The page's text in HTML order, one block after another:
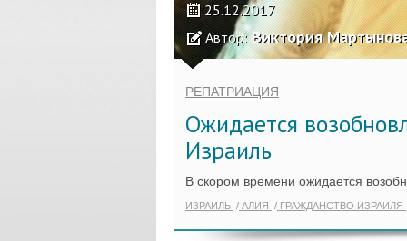
25.12.2017
Автор: Виктория
РЕПАТРИАЦИЯ
Ожидается
Израиль
В скором времени ожидается
ИЗРАИЛЬ АЛИЯ ГРАЖДАНСТВО ИЗРАИЛЯ